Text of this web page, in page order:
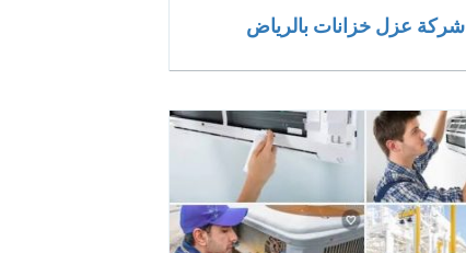
شركة عزل خزانات بالرياض